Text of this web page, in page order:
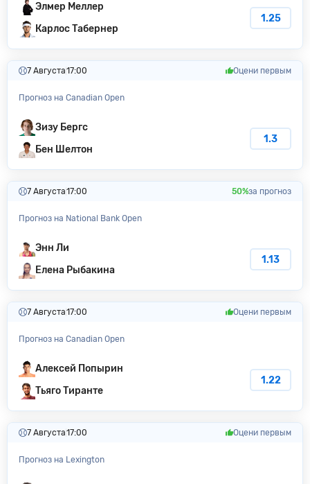
Элмер Меллер
Карлос Табернер
1.25
7 Августа17:00 Оцени первым
Прогноз на Canadian Open
Зизу Бергс
Бен Шелтон
1.3
7 Августа17:00 50%за прогноз
Прогноз на National Bank Open
Энн Ли
Елена Рыбакина
1.13
7 Августа17:00 Оцени первым
Прогноз на Canadian Open
Алексей Попырин
Тьяго Тиранте
1.22
7 Августа17:00 Оцени первым
Прогноз на Lexington